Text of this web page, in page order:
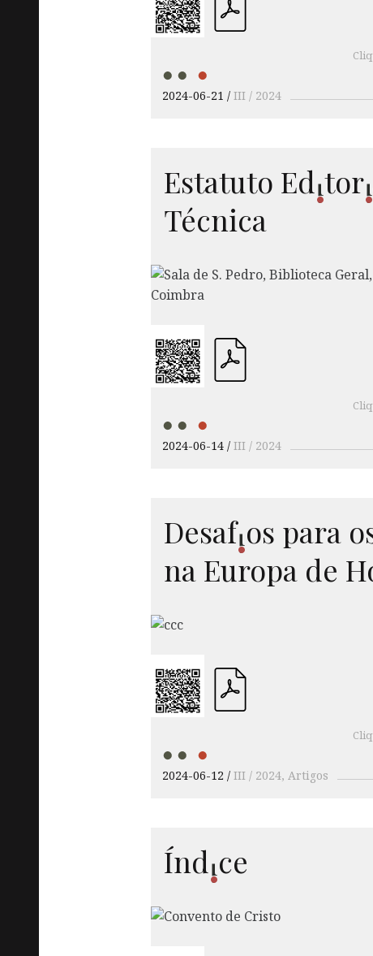
2024-06-21 III / 2024
Estatuto Editori
Técnica
2024-06-14 III / 2024
Desafios para
na Europa de
2024-06-12 III / 2024 Artigos
Índice